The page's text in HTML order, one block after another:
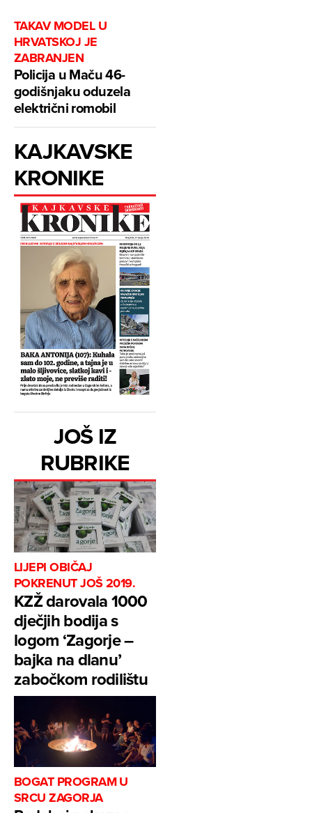
TAKAV MODEL U
HRVATSKOJ JE
ZABRANJEN
Policija u Maču 46-
godišnjaku oduzela
električni romobil
KAJKAVSKE
KRONIKE
JOŠ IZ
RUBRIKE
LIJEPI OBIČAJ
POKRENUT JOŠ 2019.
KZŽ darovala 1000
dječjih bodija s
logom ‘Zagorje –
bajka na dlanu’
zabočkom rodilištu
BOGAT PROGRAM U
SRCU ZAGORJA